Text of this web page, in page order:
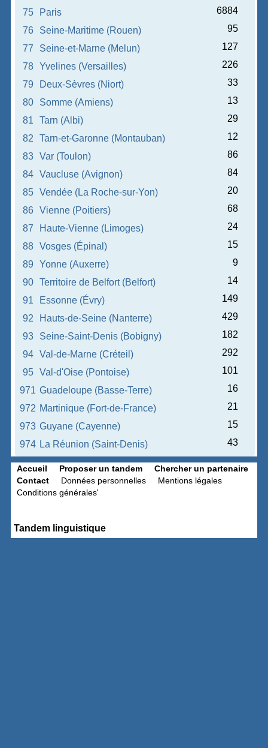
75
Paris
6884
76
Seine-Maritime (Rouen)
95
77
Seine-et-Marne (Melun)
127
78
Yvelines (Versailles)
226
79
Deux-Sèvres (Niort)
33
80
Somme (Amiens)
13
81
Tarn (Albi)
29
82
Tarn-et-Garonne (Montauban)
12
83
Var (Toulon)
86
84
Vaucluse (Avignon)
84
85
Vendée (La Roche-sur-Yon)
20
86
Vienne (Poitiers)
68
87
Haute-Vienne (Limoges)
24
88
Vosges (Épinal)
15
89
Yonne (Auxerre)
9
90
Territoire de Belfort (Belfort)
14
91
Essonne (Évry)
149
92
Hauts-de-Seine (Nanterre)
429
93
Seine-Saint-Denis (Bobigny)
182
94
Val-de-Marne (Créteil)
292
95
Val-d'Oise (Pontoise)
101
971 Guadeloupe (Basse-Terre)
16
972 Martinique (Fort-de-France)
21
973 Guyane (Cayenne)
15
974 La Réunion (Saint-Denis) 43
Accueil Proposer un tandem
Chercher un partenaire
Contact
Données personnelles
Mentions légales
Conditions générales'
Tandem linguistique